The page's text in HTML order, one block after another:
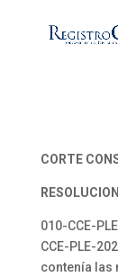
CORTE
010-CCE-
CCE-PLE-
contenía las